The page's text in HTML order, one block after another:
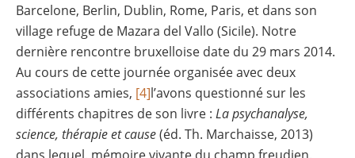
Barcelone, Berlin, Dublin, Rome, Paris, et dans son
village refuge de Mazara del Vallo (Sicile). Notre
dernière rencontre bruxelloise date du 29 mars 2014.
Au cours de cette journée organisée avec deux
associations amies, [4]l’avons questionné sur les
différents chapitres de son livre : La psychanalyse,
science, thérapie et cause(éd. Th. Marchaisse, 2013)